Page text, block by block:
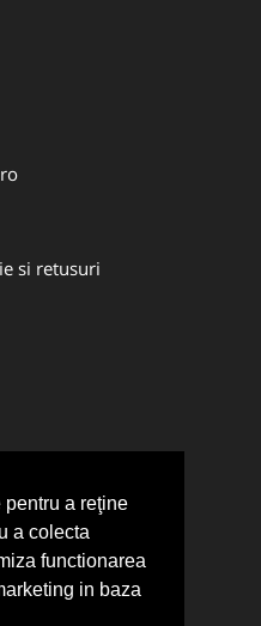
a reţine
a colecta
functionarea
in baza
si retusuri